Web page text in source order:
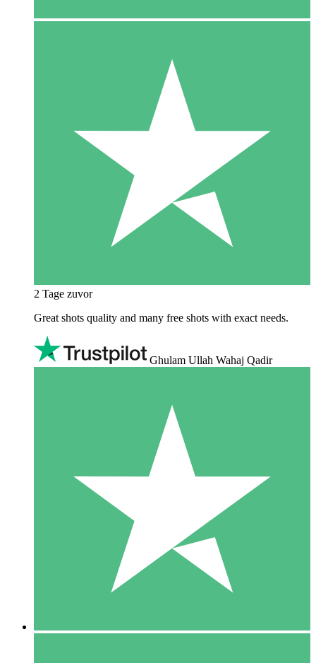
2 Tage zuvor
Great shots quality and many free shots with exact needs.
Ghulam Ullah Wahaj Qadir